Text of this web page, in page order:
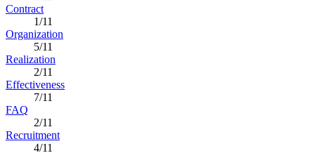
Contract
1/11
Organization
5/11
Realization
2/11
Effectiveness
7/11
FAQ
2/11
Recruitment
4/11